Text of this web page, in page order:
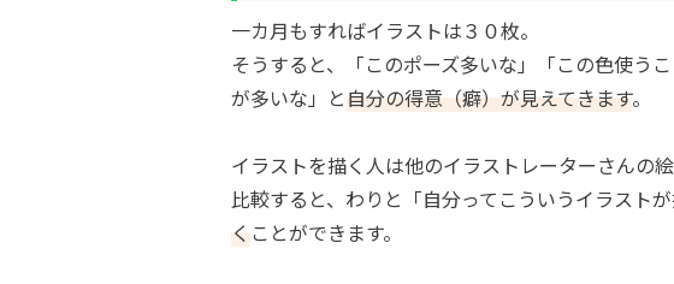
一カ月もすればイラストは３０枚。
そうすると、「このポーズ多いな」「この色使う
が多いな」と自分の得意（癖）が見えてきます。
イラストを描く人は他のイラストレーターさんの
比較すると、わりと「自分ってこういうイラスト
くことができます。